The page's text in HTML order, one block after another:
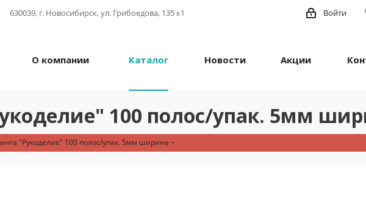
630039, г. Новосибирск, ул. Грибоедова, 135 к1 Войти
О компании Каталог Новости Акции
100 полос/упак. 5мм
"Рукоделие" 100 полос/упак. 5мм ширина